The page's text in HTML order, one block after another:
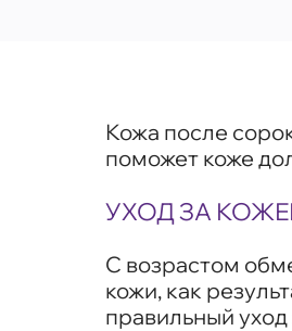
Кожа после
поможет коже
УХОД ЗА
С возрастом
кожи, как
правильный